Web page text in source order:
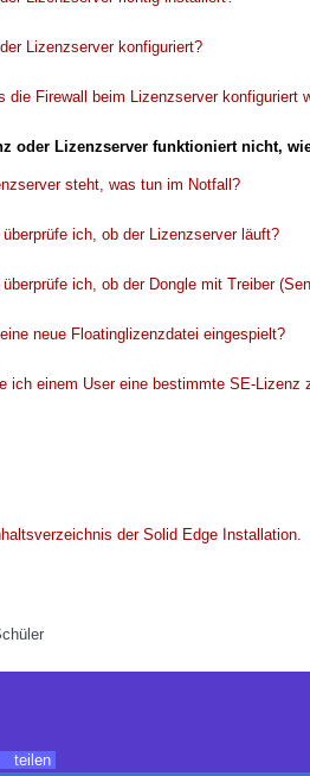
Lizenzserver konfiguriert?
die Firewall beim Lizenzserver konfiguriert
oder Lizenzserver funktioniert nicht,
steht, was tun im Notfall?
überprüfe ich, ob der Lizenzserver läuft?
überprüfe ich, ob der Dongle mit Treiber
neue Floatinglizenzdatei eingespielt?
ich einem User eine bestimmte SE-Lizenz
der Solid Edge Installation.
teilen